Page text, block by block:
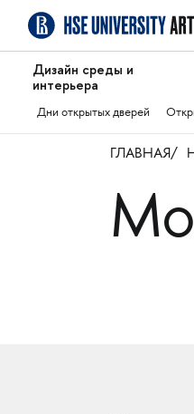
Дизайн среды и
интерьера
Дни открытых дверей
ГЛАВНАЯ